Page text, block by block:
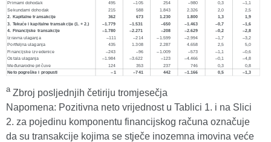
aZbroj posljednjih četiriju tromjesečja
Napomena: Pozitivna neto vrijednost u Tablici 1. i na Slici
2. za pojedinu komponentu financijskog računa označuje
da su transakcije kojima se stječe inozemna imovina veće